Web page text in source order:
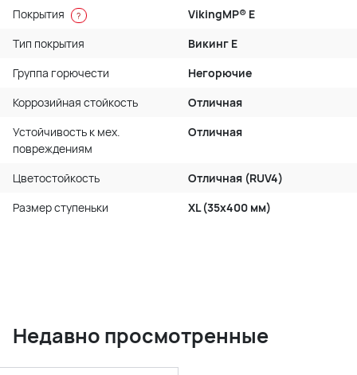
Покрытия ?
VikingMP® E
Тип покрытия
Викинг Е
Группа горючести
Негорючие
Коррозийная стойкость
Отличная
Устойчивость к мех.
повреждениям
Отличная
Цветостойкость
Отличная (RUV4)
Размер ступеньки
XL (35x400 мм)
Недавно просмотренные